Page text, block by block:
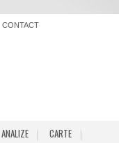
CONTACT
ANALIZE CARTE